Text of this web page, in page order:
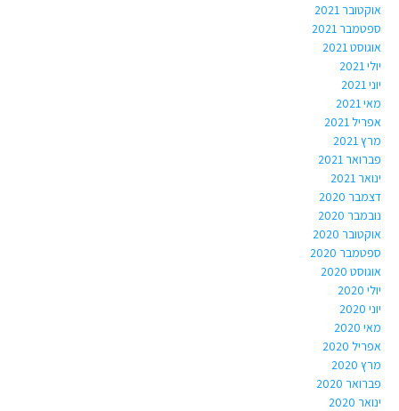
אוקטובר 2021
ספטמבר 2021
אוגוסט 2021
יולי 2021
יוני 2021
מאי 2021
אפריל 2021
מרץ 2021
פברואר 2021
ינואר 2021
דצמבר 2020
נובמבר 2020
אוקטובר 2020
ספטמבר 2020
אוגוסט 2020
יולי 2020
יוני 2020
מאי 2020
אפריל 2020
מרץ 2020
פברואר 2020
ינואר 2020